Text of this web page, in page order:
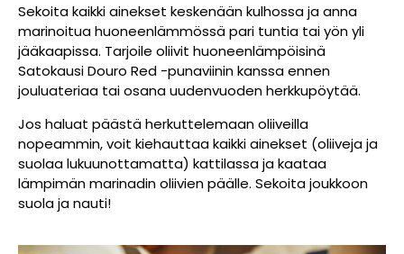
Sekoita kaikki ainekset keskenään kulhossa ja anna
marinoitua huoneenlämmössä pari tuntia tai yön yli
jääkaapissa. Tarjoile oliivit huoneenlämpöisinä
Satokausi Douro Red -punaviinin kanssa ennen
jouluateriaa tai osana uudenvuoden herkkupöytää.
Jos haluat päästä herkuttelemaan oliiveilla
nopeammin, voit kiehauttaa kaikki ainekset (oliiveja ja
suolaa lukuunottamatta) kattilassa ja kaataa
lämpimän marinadin oliivien päälle. Sekoita joukkoon
suola ja nauti!